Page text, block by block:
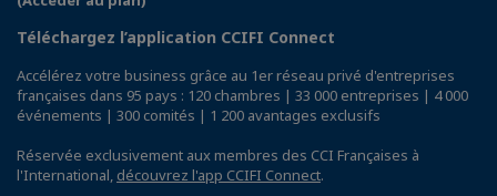
Téléchargez l’application CCIFI Connect
Accélérez votre business grâce au 1er réseau privé d'entreprises
françaises dans 95 pays : 120 chambres | 33 000 entreprises | 4 000
événements | 300 comités | 1 200 avantages exclusifs
Réservée exclusivement aux membres des CCI Françaises à
l'International, découvrez l'app CCIFI Connect.